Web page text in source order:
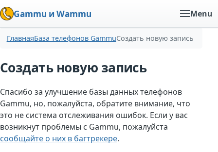
Gammu и Wammu Menu
ГлавнаяБаза телефонов GammuСоздать новую запись
Создать новую запись
Спасибо за улучшение базы данных телефонов
Gammu, но, пожалуйста, обратите внимание, что
это не система отслеживания ошибок. Если у вас
возникнут проблемы с Gammu, пожалуйста
сообщайте о них в багтрекере.